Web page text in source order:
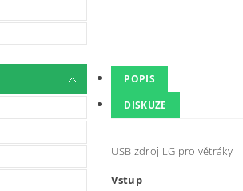
POPIS
DISKUZE
USB zdroj LG pro větráky
Vstup